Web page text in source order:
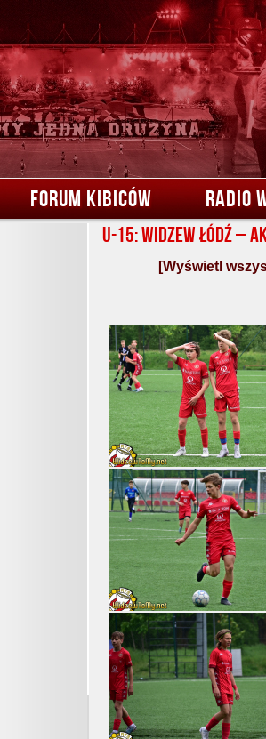
FORUM KIBICÓW RADIO
U-15: Widzew Łódź –
[Wyświetl